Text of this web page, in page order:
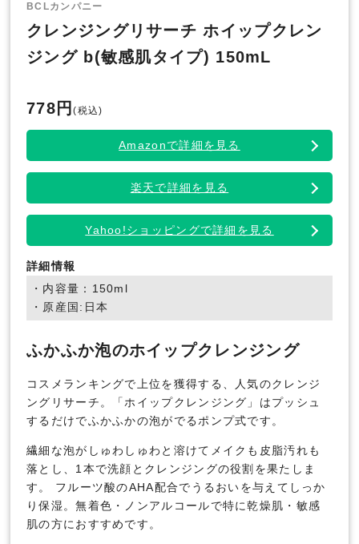
BCLカンパニー
クレンジングリサーチ ホイップクレン
ジング b(敏感肌タイプ) 150mL
778円(税込)
Amazonで詳細を見る
楽天で詳細を見る
Yahoo!ショッピングで詳細を見る
詳細情報
・内容量：150ml
・原産国:日本
ふかふか泡のホイップクレンジング
コスメランキングで上位を獲得する、人気のクレンジ
ングリサーチ。「ホイップクレンジング」はプッシュ
するだけでふかふかの泡がでるポンプ式です。
繊細な泡がしゅわしゅわと溶けてメイクも皮脂汚れも
落とし、1本で洗顔とクレンジングの役割を果たしま
す。 フルーツ酸のAHA配合でうるおいを与えてしっか
り保湿。無着色・ノンアルコールで特に乾燥肌・敏感
肌の方におすすめです。